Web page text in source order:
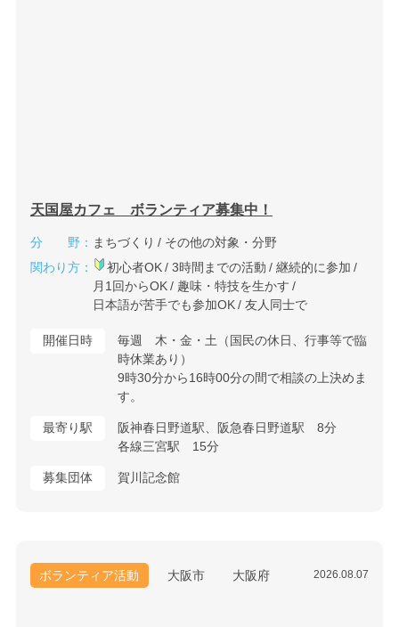
天国屋カフェ ボランティア募集中！
分 野： まちづくり
その他の対象・分野
関わり方：
初心者OK 3時間までの活動
継続的に参加
月1回からOK
趣味・特技を生かす
日本語が苦手でも参加OK
友人同士で
開催日時
毎週 木・金・土（国民の休日、行事等で臨
時休業あり）
9時30分から16時00分の間で相談の上決めま
す。
最寄り駅
阪神春日野道駅、阪急春日野道駅 8分
各線三宮駅 15分
募集団体 賀川記念館
ボランティア活動 大阪市 大阪府 2026.08.07